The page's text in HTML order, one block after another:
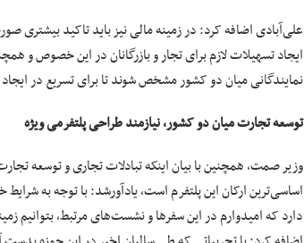
علی‌آبادی اضافه کرد: در زمینه مالی نیز باید تاکید
ایجاد تسهیلات لازم برای تجار و بازرگانان در این خصوص و
نمایندگانی میان دو کشور مشخص ‌شوند تا برای تسریع در
توسعه تجارت میان دو کشور، نیازمند طراحی پلتفرمی ویژه
وزیر صمت، همچنین با بیان اینکه تبادلات تجاری و توسعه
اساسی‌ترین ارکان این پلتفرم است، یادآورشد: با توجه به
دارد که امیدوارم در این سفرها و نشست‌های مرتبط، بتوانیم